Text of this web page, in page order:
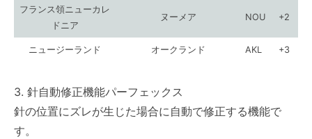
フランス領ニューカレ
ドニア
ヌーメア NOU +2
ニュージーランド オークランド AKL +3
3. 針自動修正機能パーフェックス
針の位置にズレが生じた場合に自動で修正する機能で
す。